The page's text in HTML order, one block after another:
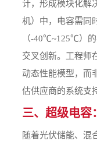
计，形成模块化解
机）中，电容需同
（-40℃~125℃）
交叉创新。工程师
动态性能模型，而
估供应商的系统支
三、超级电容
随着光伏储能、混